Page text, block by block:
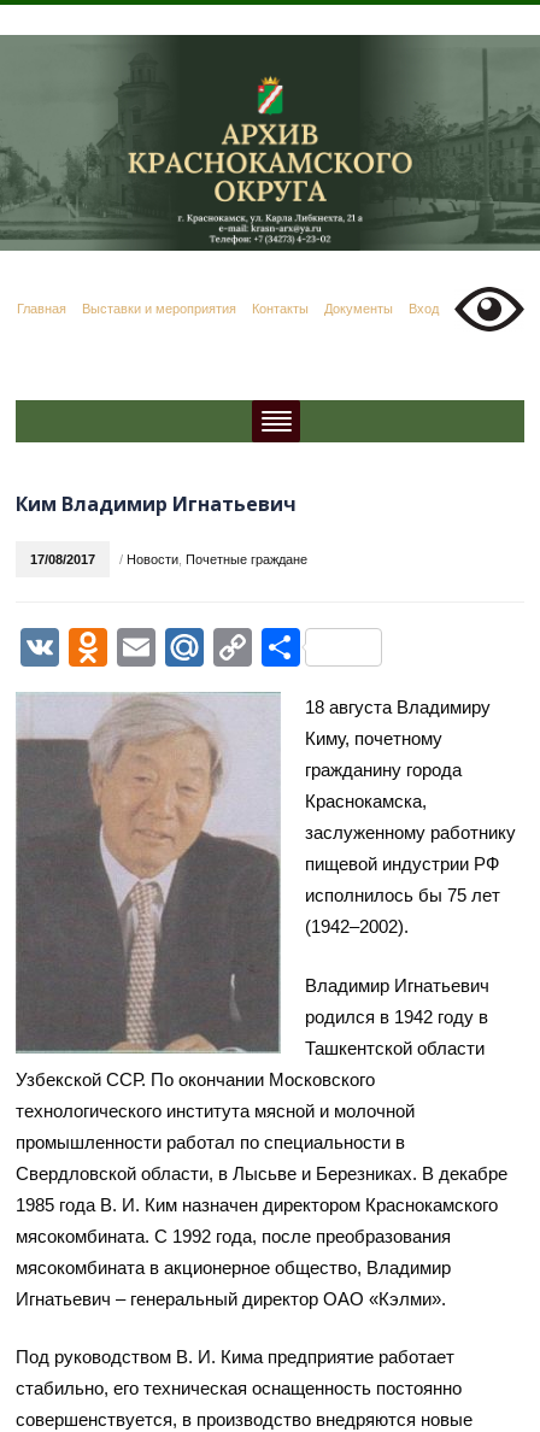
Главная Выставки и мероприятия Контакты Документы Вход
Ким Владимир Игнатьевич
17/08/2017 / Новости ,Почетные граждане
VK Odnoklassniki
EmailMail.Ru
Copy
Link
Отправить
18 августа Владимиру
Киму, почетному
гражданину города
Краснокамска,
заслуженному работнику
пищевой индустрии РФ
исполнилось бы 75 лет
(1942–2002).
Владимир Игнатьевич
родился в 1942 году в
Ташкентской области
Узбекской ССР. По окончании Московского
технологического института мясной и молочной
промышленности работал по специальности в
Свердловской области, в Лысьве и Березниках. В декабре
1985 года В. И. Ким назначен директором Краснокамского
мясокомбината. С 1992 года, после преобразования
мясокомбината в акционерное общество, Владимир
Игнатьевич – генеральный директор ОАО «Кэлми».
Под руководством В. И. Кима предприятие работает
стабильно, его техническая оснащенность постоянно
совершенствуется, в производство внедряются новые